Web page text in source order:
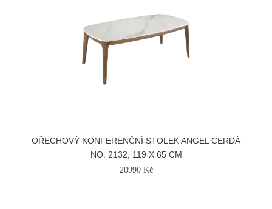
OŘECHOVÝ KONFERENČNÍ STOLEK ANGEL CERDÁ
NO. 2132, 119 X 65 CM
20990 Kč